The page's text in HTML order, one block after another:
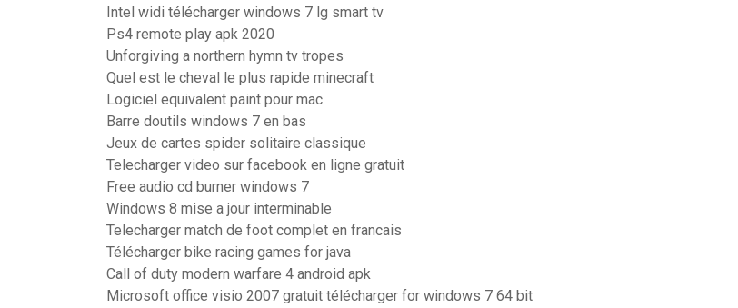
Intel widi télécharger windows 7 lg smart tv
Ps4 remote play apk 2020
Unforgiving a northern hymn tv tropes
Quel est le cheval le plus rapide minecraft
Logiciel equivalent paint pour mac
Barre doutils windows 7 en bas
Jeux de cartes spider solitaire classique
Telecharger video sur facebook en ligne gratuit
Free audio cd burner windows 7
Windows 8 mise a jour interminable
Telecharger match de foot complet en francais
Télécharger bike racing games for java
Call of duty modern warfare 4 android apk
Microsoft office visio 2007 gratuit télécharger for windows 7 64 bit